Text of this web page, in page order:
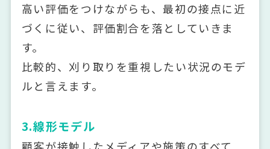
高い評価をつけながらも、最初の接点に近
づくに従い、評価割合を落としていきま
す。
比較的、刈り取りを重視したい状況のモデ
ルと言えます。
3.線形モデル